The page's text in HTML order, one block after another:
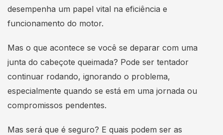
desempenha um papel vital na eficiência e
funcionamento do motor.
Mas o que acontece se você se deparar com uma
junta do cabeçote queimada? Pode ser tentador
continuar rodando, ignorando o problema,
especialmente quando se está em uma jornada ou
compromissos pendentes.
Mas será que é seguro? E quais podem ser as